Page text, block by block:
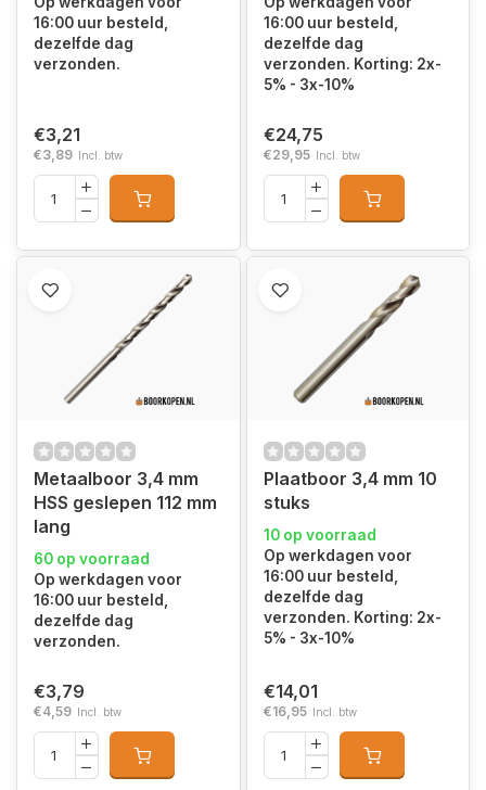
16:00 uur besteld,
dezelfde dag
verzonden.
€3,21
€3,89 Incl. btw
16:00 uur besteld,
dezelfde dag
verzonden. Korting: 2x-
5% - 3x-10%
€24,75
€29,95 Incl. btw
Metaalboor 3,4 mm
HSS geslepen 112 mm
lang
60 op voorraad
Op werkdagen voor
16:00 uur besteld,
dezelfde dag
verzonden.
€3,79
€4,59 Incl. btw
Plaatboor 3,4 mm 10
stuks
10 op voorraad
Op werkdagen voor
16:00 uur besteld,
dezelfde dag
verzonden. Korting: 2x-
5% - 3x-10%
€14,01
€16,95 Incl. btw